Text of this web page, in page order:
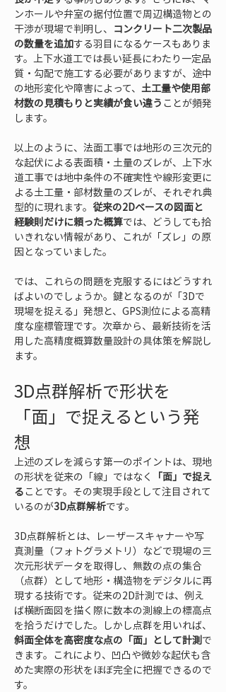
ンホールや弁室の据付位置で周辺構造物との
干渉が現場で判明し、 コンクリート二次製品
の数量を追加する羽目になるケースもありま
す。上下水道工では長い延長にわたり一定品
質・勾配で施工する必要がありますが、途中
の地形変化や障害によって、 土工量や使用部
材数の見積もりと実績が食い違う ことが頻発
します。
以上のように、法面工事では地形の三次元的
な起伏による表面積・土量のズレが、上下水
道工事では地中条件の不確実性や線形変更に
よる土工量・部材数量のズレが、それぞれ典
型的に現れます。 従来の2Dベースの図面と
経験則だけに頼った概算では、どうしても拾
いきれない情報があり、これが「ズレ」の原
因となっていました。
では、これらの問題を克服するにはどうすれ
ばよいのでしょうか。鍵となるのが「3Dで
現場を捉える」発想と、GPS測位による高精
度な座標管理です。次章から、最新技術を活
用した高精度概算数量設計の具体策を解説し
ます。
3D点群解析で形状を
「面」で捉えるという発
想
上述のズレを減らす第一のポイントは、現地
の形状を従来の「線」ではなく
「面」で捉え
ることです。その実現手段として注目されて
いるのが3D点群解析です。
3D点群解析とは、レーザースキャナーや写
真測量（フォトグラメトリ）などで現場の三
次元形状データを取得し、無数の点の集合
（点群）として地形・構造物をデジタルに再
現する技術です。従来の2D計測では、例え
ば横断面図を描く際に数本の測線上の標高点
を拾うだけでした。しかし点群を用いれば、
斜面全体を高密度な点の「面」として計測で
きます。これにより、凹凸や微妙な起伏も含
めた実際の形状をほぼ完全に把握できるので
す。